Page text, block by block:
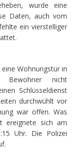
wurde eine
Daten, auch vom
ein vierstelliger
Wohnungstür in
Bewohner nicht
Schlüsseldienst
durchwühlt vor
war offen. Was
ereignete sich am
Uhr. Die Polizei